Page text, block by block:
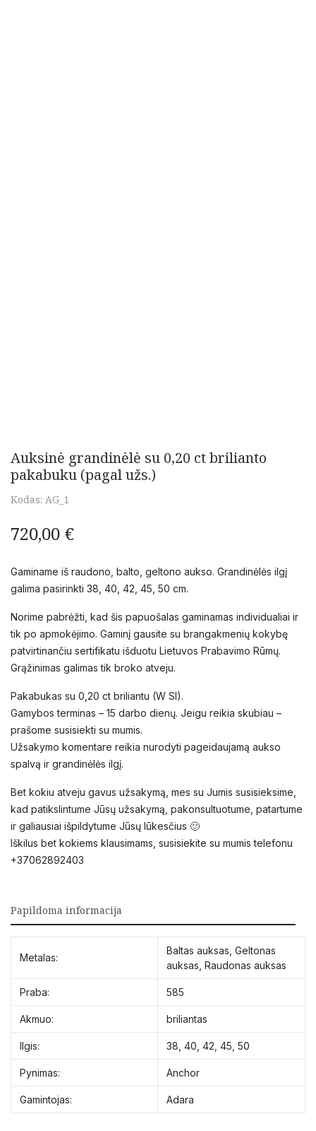
Auksinė grandinėlė su 0,20 ct brilianto
pakabuku (pagal užs.)
Kodas: AG_1
720,00 €
Gaminame iš raudono, balto, geltono aukso. Grandinėlės ilgį
galima pasirinkti 38, 40, 42, 45, 50 cm.
Norime pabrėžti, kad šis papuošalas gaminamas individualiai ir
tik po apmokėjimo. Gaminį gausite su brangakmenių kokybę
patvirtinančiu sertifikatu išduotu Lietuvos Prabavimo Rūmų.
Grąžinimas galimas tik broko atveju.
Pakabukas su 0,20 ct briliantu (W SI).
Gamybos terminas – 15 darbo dienų. Jeigu reikia skubiau –
prašome susisiekti su mumis.
Užsakymo komentare reikia nurodyti pageidaujamą aukso
spalvą ir grandinėlės ilgį.
Bet kokiu atveju gavus užsakymą, mes su Jumis susisieksime,
kad patikslintume Jūsų užsakymą, pakonsultuotume, patartume
ir galiausiai išpildytume Jūsų lūkesčius 🙂
Iškilus bet kokiems klausimams, susisiekite su mumis telefonu
+37062892403
Papildoma informacija
Metalas:
Baltas auksas Geltonas
auksas Raudonas auksas
Praba: 585
Akmuo: briliantas
Ilgis: 38 40 42 45 50
Pynimas: Anchor
Gamintojas: Adara